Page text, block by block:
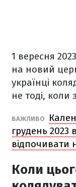
1 вересня
на новий
українці
не тоді, коли
ВАЖЛИВО
грудень 2023
відпочивати
Коли